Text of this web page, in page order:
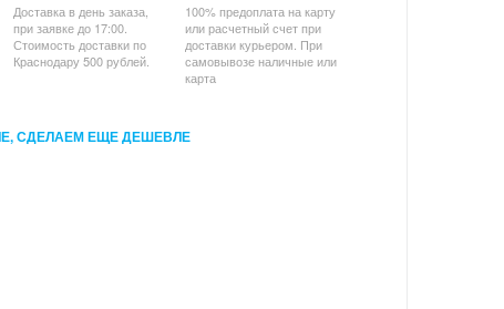
Доставка в день заказа,
при заявке до 17:00.
Стоимость доставки по
Краснодару 500 рублей.
100% предоплата на карту
или расчетный счет при
доставки курьером. При
самовывозе наличные или
карта
СДЕЛАЕМ ЕЩЕ ДЕШЕВЛЕ